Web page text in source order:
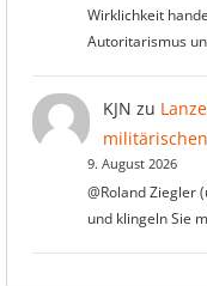
Wirklichkeit
Autoritarismus
KJN zu
9. August 2026
@Roland Ziegler
und klingeln Sie